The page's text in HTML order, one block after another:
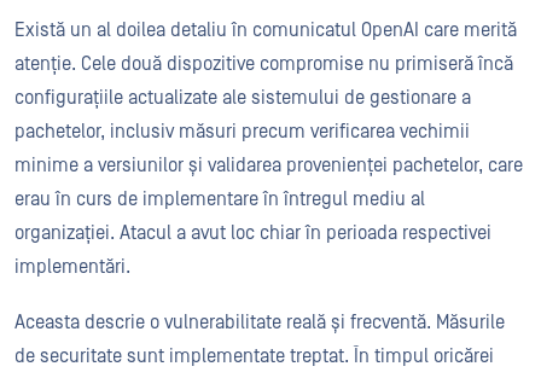
Există un al doilea detaliu în comunicatul OpenAI care merită
atenție. Cele două dispozitive compromise nu primiseră încă
configurațiile actualizate ale sistemului de gestionare a
pachetelor, inclusiv măsuri precum verificarea vechimii
minime a versiunilor și validarea provenienței pachetelor, care
erau în curs de implementare în întregul mediu al
organizației. Atacul a avut loc chiar în perioada respectivei
implementări.
Aceasta descrie o vulnerabilitate reală și frecventă. Măsurile
de securitate sunt implementate treptat. În timpul oricărei